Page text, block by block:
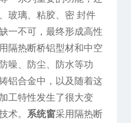
玻璃、粘胶、密 封件
一不可，最终形成高性
隔热断桥铝型材和中空
噪、防尘、防水等功
铝合金中，以及随着这
工特性发生了很大变
术。
系统窗采用隔热断